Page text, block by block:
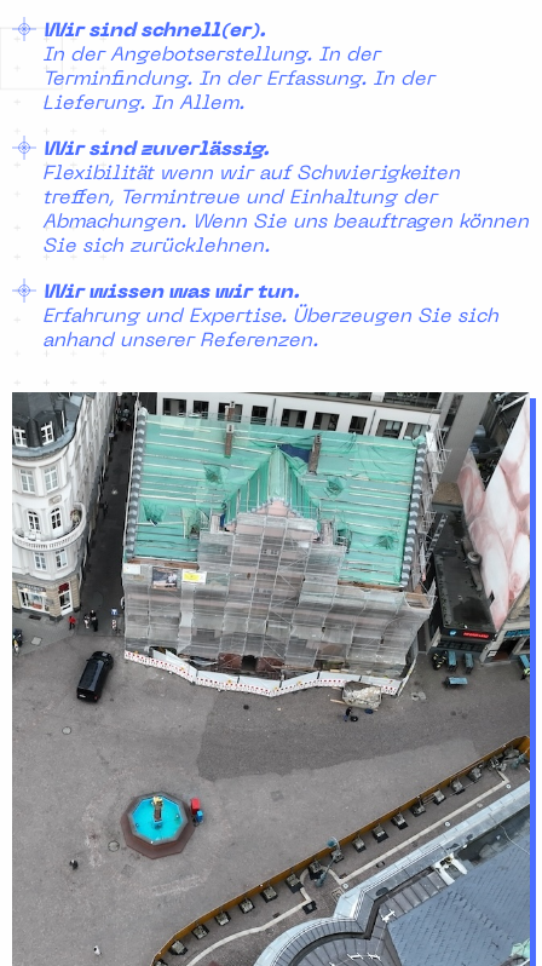
Wir sind schnell(er).
In der Angebotserstellung. In der
Terminfindung. In der Erfassung. In der
Lieferung. In Allem.
Wir sind zuverlässig.
Flexibilität wenn wir auf Schwierigkeiten
treffen, Termintreue und Einhaltung der
Abmachungen. Wenn Sie uns beauftragen können
Sie sich zurücklehnen.
Wir wissen was wir tun.
Erfahrung und Expertise. Überzeugen Sie sich
anhand unserer Referenzen.